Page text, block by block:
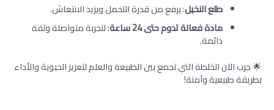
طلع النخيل: يرفع من قدرة التحمل ويزيد الانتعاش.
مادة فعالة تدوم حتى 24 ساعة
: لتجربة متواصلة وثقة
دائمة.
🌟 جرب الآن الخلطة التي تجمع بين الطبيعة والعلم لتعزيز الحيوية والأداء
بطريقة طبيعية وآمنة!